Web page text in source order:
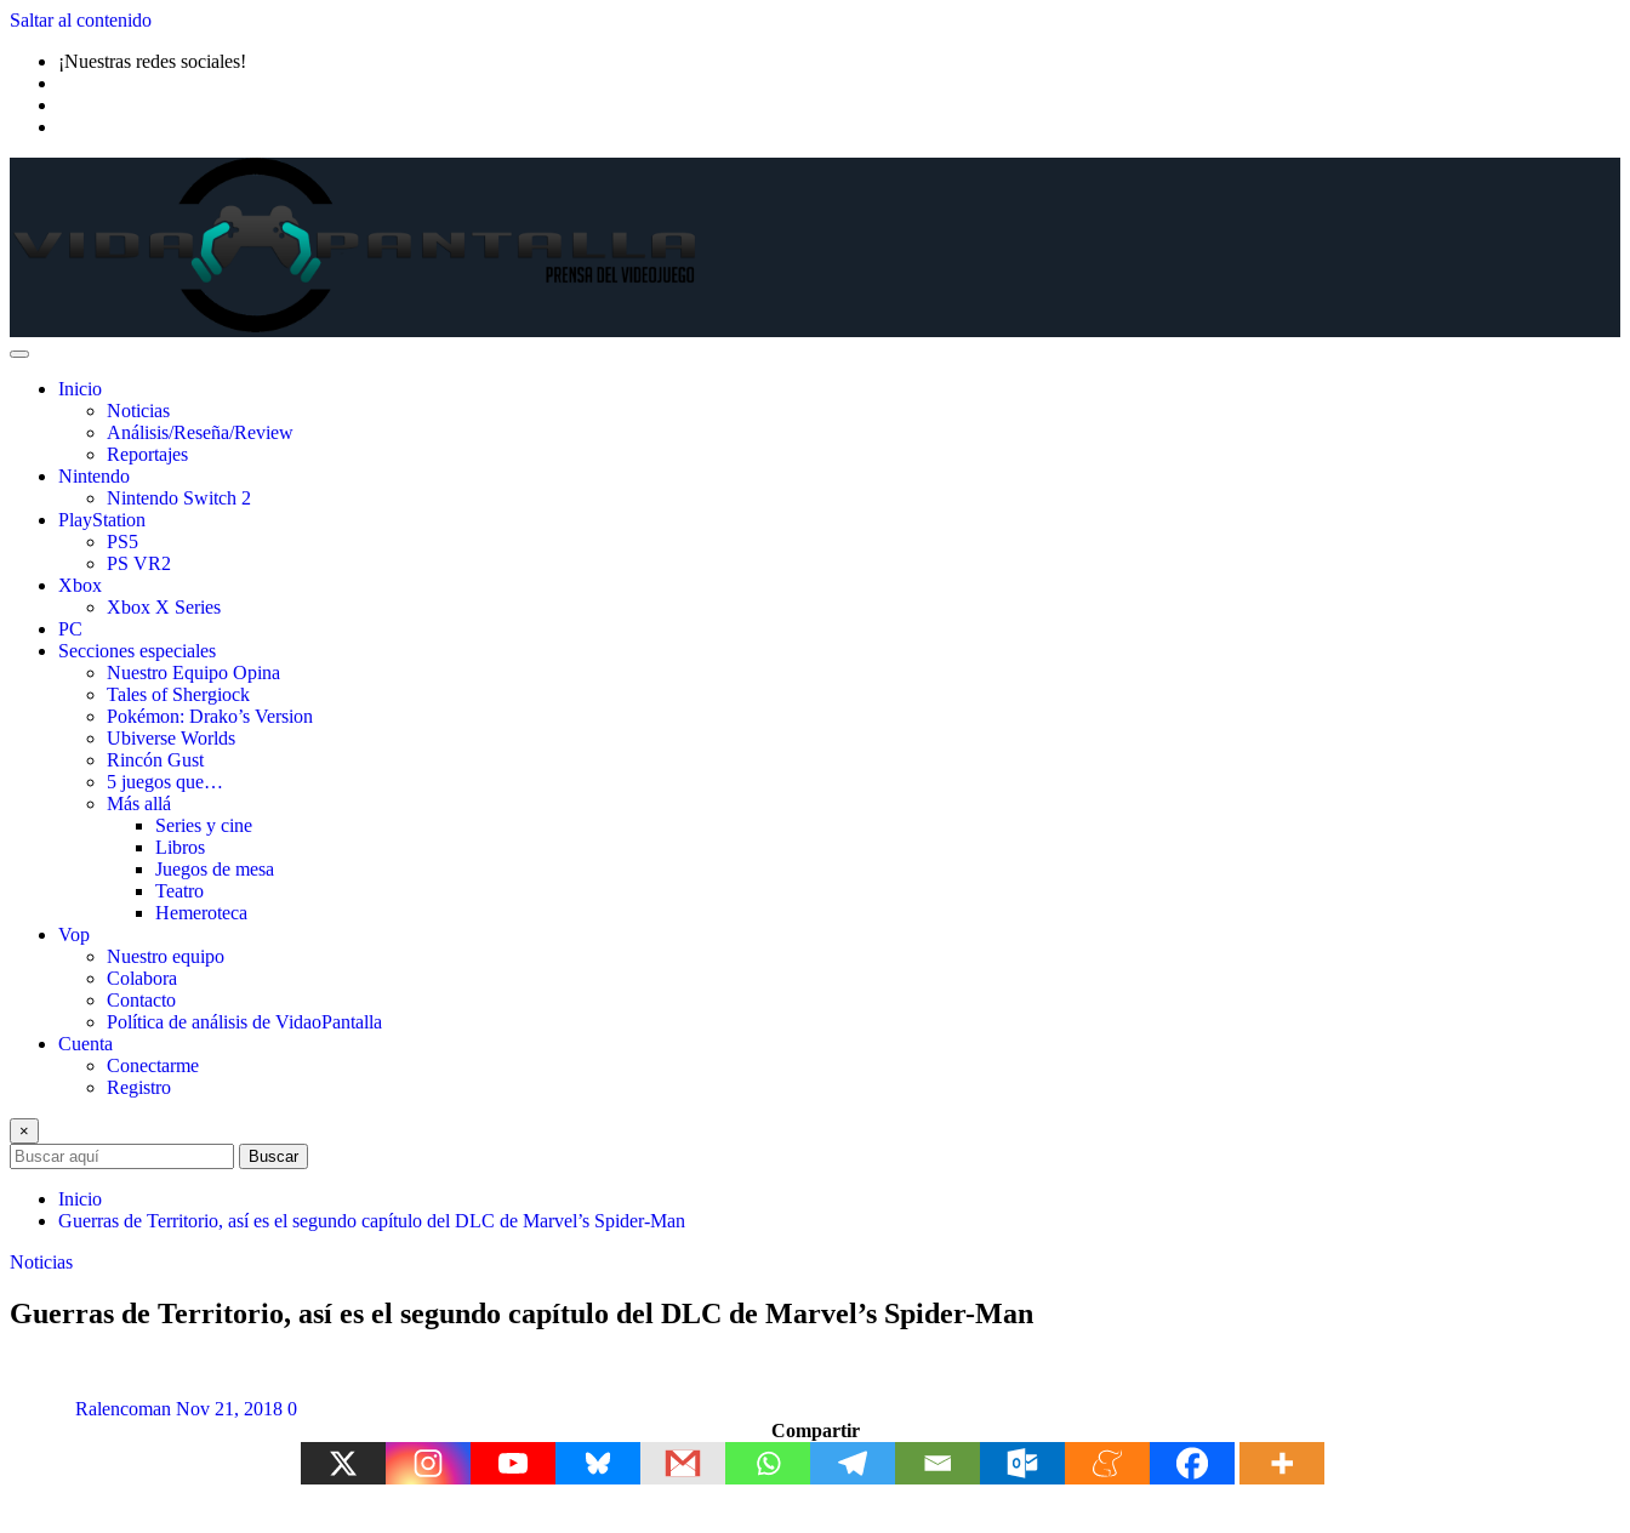
Saltar al contenido
¡Nuestras redes sociales!
Inicio
Noticias
Análisis/Reseña/Review
Reportajes
Nintendo
Nintendo Switch 2
PlayStation
PS5
PS VR2
Xbox
Xbox X Series
PC
Secciones especiales
Nuestro Equipo Opina
Tales of Shergiock
Pokémon: Drako’s Version
Ubiverse Worlds
Rincón Gust
5 juegos que…
Más allá
Series y cine
Libros
Juegos de mesa
Teatro
Hemeroteca
Vop
Nuestro equipo
Colabora
Contacto
Política de análisis de VidaoPantalla
Cuenta
Conectarme
Registro
×
Buscar
Inicio
Guerras de Territorio, así es el segundo capítulo del DLC de Marvel’s Spider-Man
Noticias
Guerras de Territorio, así es el segundo capítulo del DLC de Marvel’s Spider-Man
Ralencoman Nov 21, 2018 0
Compartir